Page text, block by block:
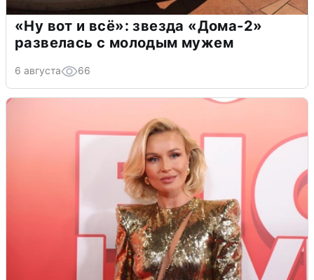
«Ну вот и всё»: звезда «Дома-2»
развелась с молодым мужем
6 августа 66